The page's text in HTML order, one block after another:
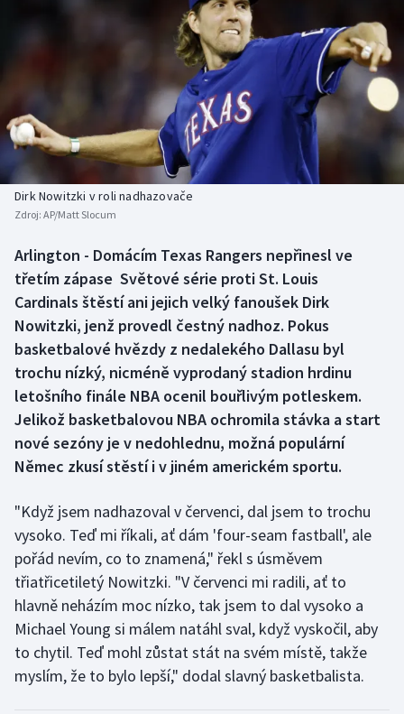
Basketbal
Biatlon
Box
Curling
Dostihy
Florbal
Futsal
Gymnastika
Házená
Jezdectví
Judo
Historické návraty
Aplikace ČT sport
Dirk Nowitzki v roli nadhazovače
Zdroj: AP/Matt Slocum
Arlington - Domácím Texas Rangers nepřinesl ve
třetím zápase Světové série proti St. Louis
Cardinals štěstí ani jejich velký fanoušek Dirk
Nowitzki, jenž provedl čestný nadhoz. Pokus
basketbalové hvězdy z nedalekého Dallasu byl
trochu nízký, nicméně vyprodaný stadion hrdinu
letošního finále NBA ocenil bouřlivým potleskem.
Jelikož basketbalovou NBA ochromila stávka a start
nové sezóny je v nedohlednu, možná populární
Němec zkusí stěstí i v jiném americkém sportu.
"Když jsem nadhazoval v červenci, dal jsem to trochu
vysoko. Teď mi říkali, ať dám 'four-seam fastball', ale
pořád nevím, co to znamená," řekl s úsměvem
třiatřicetiletý Nowitzki. "V červenci mi radili, ať to
hlavně neházím moc nízko, tak jsem to dal vysoko a
Michael Young si málem natáhl sval, když vyskočil, aby
to chytil. Teď mohl zůstat stát na svém místě, takže
myslím, že to bylo lepší," dodal slavný basketbalista.